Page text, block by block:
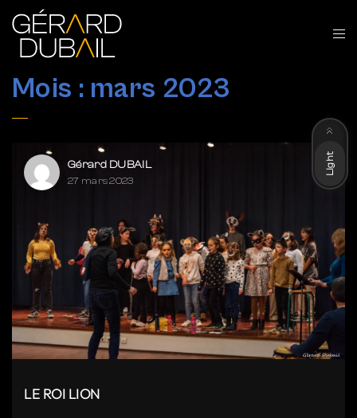
Mois : mars 2023
Gérard DUBAIL
27 mars 2023
LE ROI LION
Light
Dark